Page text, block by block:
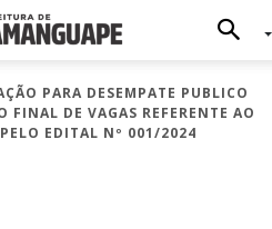
PARA DESEMPATE PUBLICO
FINAL DE VAGAS REFERENTE AO
EDITAL Nº 001/2024